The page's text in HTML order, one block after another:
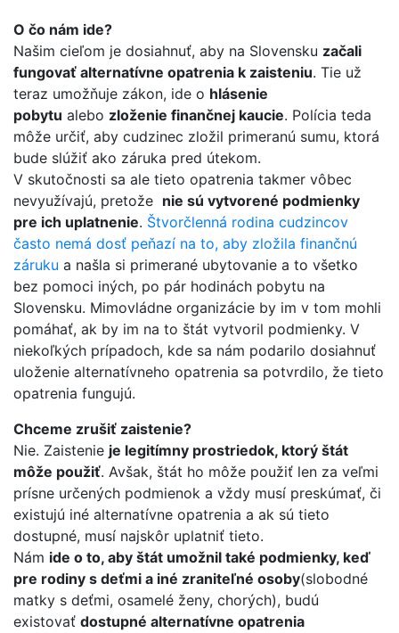
O čo nám ide?
Našim cieľom je dosiahnuť, aby na Slovensku začali
fungovať alternatívne opatrenia k zaisteniu. Tie už
teraz umožňuje zákon, ide o hlásenie
pobytu alebo zloženie finančnej kaucie. Polícia teda
môže určiť, aby cudzinec zložil primeranú sumu, ktorá
bude slúžiť ako záruka pred útekom.
V skutočnosti sa ale tieto opatrenia takmer vôbec
nevyužívajú, pretože nie sú vytvorené podmienky
pre ich uplatnenie. Štvorčlenná rodina cudzincov
často nemá dosť peňazí na to, aby zložila finančnú
záruku a našla si primerané ubytovanie a to všetko
bez pomoci iných, po pár hodinách pobytu na
Slovensku. Mimovládne organizácie by im v tom mohli
pomáhať, ak by im na to štát vytvoril podmienky. V
niekoľkých prípadoch, kde sa nám podarilo dosiahnuť
uloženie alternatívneho opatrenia sa potvrdilo, že tieto
opatrenia fungujú.
Chceme zrušiť zaistenie?
Nie. Zaistenie je legitímny prostriedok, ktorý štát
môže použiť. Avšak, štát ho môže použiť len za veľmi
prísne určených podmienok a vždy musí preskúmať, či
existujú iné alternatívne opatrenia a ak sú tieto
dostupné, musí najskôr uplatniť tieto.
Nám ide o to, aby štát umožnil také podmienky, keď
pre rodiny s deťmi a iné zraniteľné osoby(slobodné
matky s deťmi, osamelé ženy, chorých), budú
existovať dostupné alternatívne opatrenia